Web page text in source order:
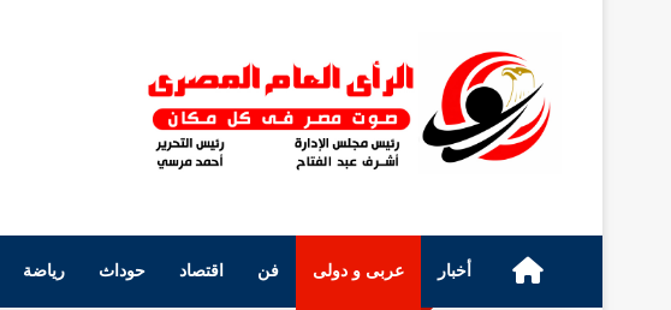
الرئيسيةأخبار عربى و دولى فن اقتصاد حوداث رياضة